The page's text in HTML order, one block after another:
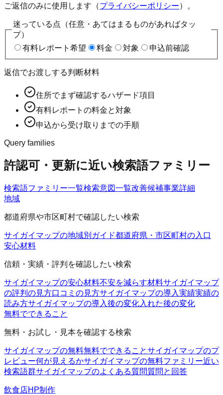
ご返信のみに使用します（プライバシーポリシー）。
迷っている点（任意・あてはまるものがあればタッ
プ）
有料レポート希望
料金 対象 申込前確認
返信でお渡しする判断材料
住所でまず確認するハザード項目
有料レポートの料金と対象
申込から受け取りまでの手順
Query families
許認可・更新に近い検索語ファミリー
検索語ファミリー一覧検索意図一覧改善候補事業詳細
地域
都道府県や市区町村で確認したい検索
サイガイマップの地域別ガイド都道府県・市区町村の入口
安心材料
信頼・実績・評判を確認したい検索
サイガイマップの安心材料不安を減らす材料サイガイマップ
の評判の見方口コミの見方サイガイマップの導入実績実績の
読み方サイガイマップの導入後の変化入れた後の変化
無料でできること
無料・お試し・見本を確認する検索
サイガイマップの無料無料でできることサイガイマップのプ
レビュー何が見えるかサイガイマップの無料ファミリー近い
検索語群サイガイマップのよくある質問質問と回答
飲食店HP制作